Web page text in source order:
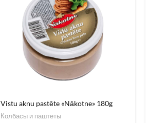
Vistu aknu pastēte «Nākotne» 180g
Колбасы и паштеты